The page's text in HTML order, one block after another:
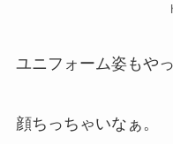
ユニフォーム姿もや
顔ちっちゃいなぁ。